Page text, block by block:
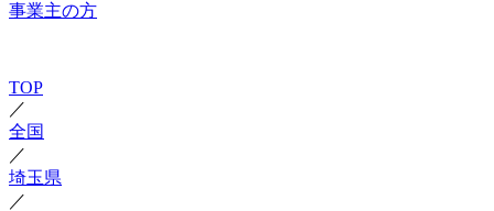
事業主の方
TOP
／
全国
／
埼玉県
／